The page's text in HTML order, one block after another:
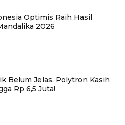
Optimis Raih Hasil
2026
Belum Jelas, Polytron Kasih
Rp 6,5 Juta!